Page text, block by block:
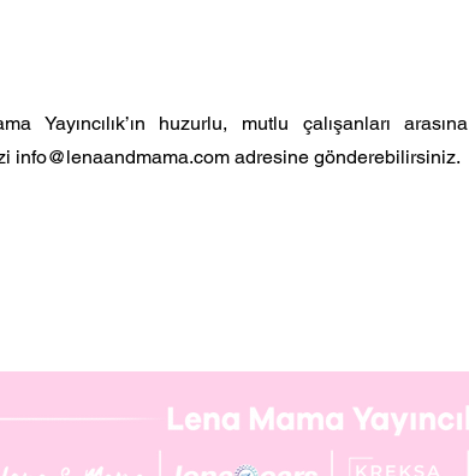
Yayıncılık’ın huzurlu, mutlu çalışanları
info@lenaandmama.com adresine gönderebilirsiniz.